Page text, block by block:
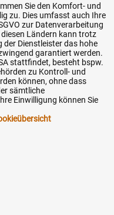
Sie den Komfort- und
zu. Dies umfasst auch Ihre
zur Datenverarbeitung
diesen Ländern kann trotz
Dienstleister das hohe
garantiert werden.
stattfindet, besteht bspw.
zu Kontroll- und
können, ohne dass
sämtliche
Einwilligung können Sie